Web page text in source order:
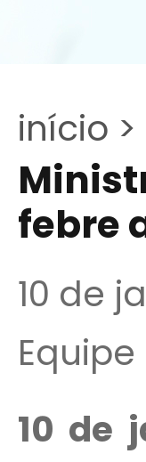
início >
febre
10 de
10 de